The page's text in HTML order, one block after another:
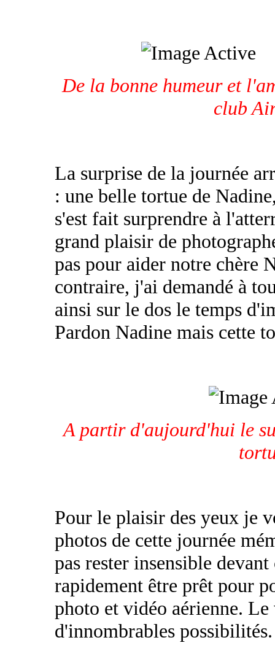
De la bonne humeur et
club
La surprise de la journée
: une belle tortue de
s'est fait surprendre à
grand plaisir de
pas pour aider notre chère
contraire, j'ai demandé à
ainsi sur le dos le temps
Pardon Nadine mais cette
A partir d'aujourd'hui le
Pour le plaisir des yeux je
photos de cette journée
pas rester insensible devant
rapidement être prêt pour
photo et vidéo aérienne.
d'innombrables possibilités.